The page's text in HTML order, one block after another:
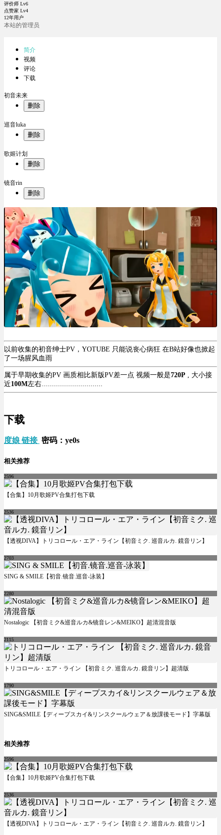
评价师 Lv6
点赞家 Lv4
12年用户
本站的管理员
简介
视频
评论
下载
初音未来
删除
巡音luka
删除
歌姬计划
删除
镜音rin
删除
以前收集的初音绅士PV，YOTUBE 只能说丧心病狂 在B站好像也掀起
了一场腥风血雨
属于早期收集的PV 画质相比新版PV差一点 视频一般是720P , 大小接
近100M左右...............................
下载
度娘 链接 密码：ye0s
相关推荐
2596
【合集】10月歌姬PV合集打包下载
2536
【透视DIVA】トリコロール・エア・ライン【初音ミク. 巡音ルカ. 鏡音リン】
2703
SING & SMILE【初音.镜音.巡音-泳装】
2280
Nostalogic 【初音ミク&巡音ルカ&镜音レン&MEIKO】超清混音版
2115
トリコロール・エア・ライン 【初音ミク. 巡音ルカ. 鏡音リン】超清版
1790
SING&SMILE【ディープスカイ&リンスクールウェア＆放課後モード】字幕版
相关推荐
2596
【合集】10月歌姬PV合集打包下载
2536
【透视DIVA】トリコロール・エア・ライン【初音ミク. 巡音ルカ. 鏡音リン】